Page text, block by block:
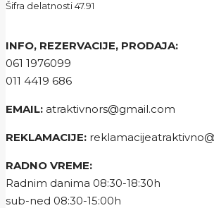
Šifra delatnosti 47.91
INFO, REZERVACIJE, PRODAJA:
061 1976099
011 4419 686
EMAIL: atraktivnors@gmail.com
REKLAMACIJE:
RADNO VREME:
Radnim danima 08:30-18:30h
sub-ned 08:30-15:00h